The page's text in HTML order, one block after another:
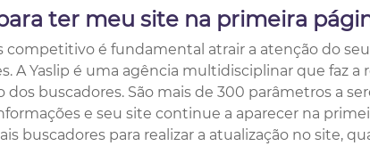
ter meu site na primeira
competitivo é fundamental atrair a atenção do
A Yaslip é uma agência multidisciplinar que faz
buscadores. São mais de 300 parâmetros a
e seu site continue a aparecer na
buscadores para realizar a atualização no site,